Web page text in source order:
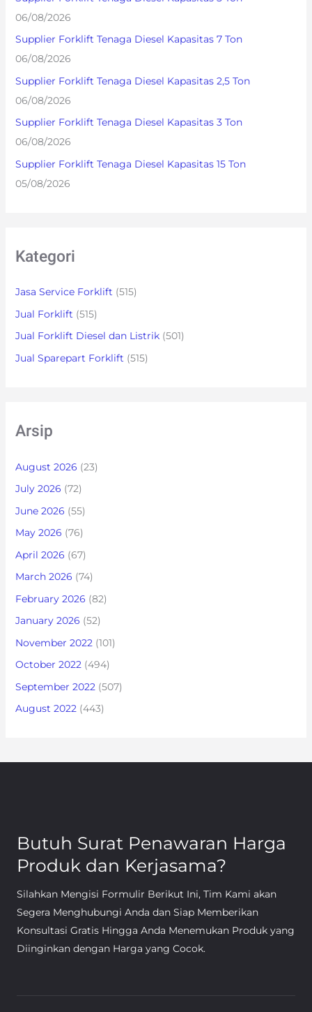
f
o
r
:
06/08/2026
Supplier Forklift Tenaga Diesel Kapasitas 7 Ton
06/08/2026
Supplier Forklift Tenaga Diesel Kapasitas 2,5 Ton
06/08/2026
Supplier Forklift Tenaga Diesel Kapasitas 3 Ton
06/08/2026
Supplier Forklift Tenaga Diesel Kapasitas 15 Ton
05/08/2026
Kategori
Jasa Service Forklift (515)
Jual Forklift (515)
Jual Forklift Diesel dan Listrik(501)
Jual Sparepart Forklift (515)
Arsip
August 2026 (23)
July 2026 (72)
June 2026 (55)
May 2026 (76)
April 2026 (67)
March 2026 (74)
February 2026 (82)
January 2026 (52)
November 2022(101)
October 2022(494)
September 2022(507)
August 2022(443)
Butuh Surat Penawaran Harga
Produk dan Kerjasama?
Silahkan Mengisi Formulir Berikut Ini, Tim Kami akan
Segera Menghubungi Anda dan Siap Memberikan
Konsultasi Gratis Hingga Anda Menemukan Produk yang
Diinginkan dengan Harga yang Cocok.